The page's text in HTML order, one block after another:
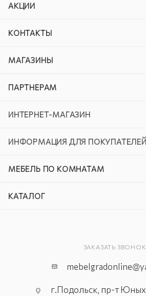
АКЦИИ
КОНТАКТЫ
МАГАЗИНЫ
ПАРТНЕРАМ
ИНТЕРНЕТ-МАГАЗИН
ИНФОРМАЦИЯ ДЛЯ ПОКУПАТЕЛЕЙ
МЕБЕЛЬ ПО КОМНАТАМ
КАТАЛОГ
ЗАКАЗАТЬ ЗВОНОК
г.Подольск, пр-т